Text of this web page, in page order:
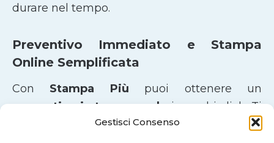
Gestisci Consenso
durare nel tempo.
Preventivo Immediato e Stampa
Online Semplificata
Con Stampa Più puoi ottenere un
preventivo in tempo realein pochi click. Ti
basta scegliere il prodotto, impostare